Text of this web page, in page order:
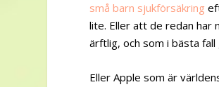
små barn sjukförsäkring
lite. Eller att de redan har
ärftlig, och som i bästa
Eller Apple som är